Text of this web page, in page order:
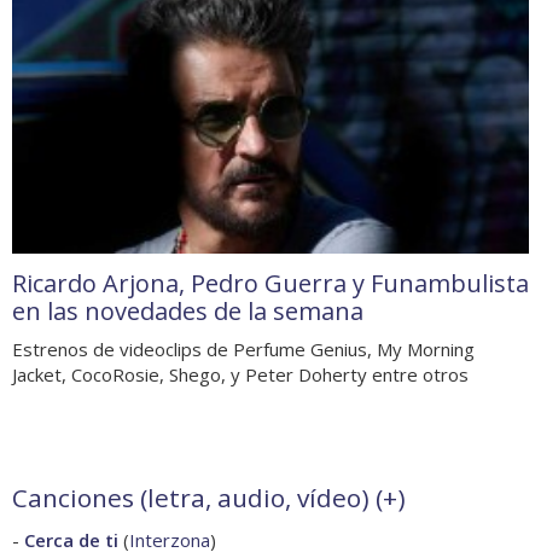
Ricardo Arjona, Pedro Guerra y Funambulista
en las novedades de la semana
Estrenos de videoclips de Perfume Genius, My Morning
Jacket, CocoRosie, Shego, y Peter Doherty entre otros
Canciones (letra, audio, vídeo) (+)
- Cerca de ti (Interzona)